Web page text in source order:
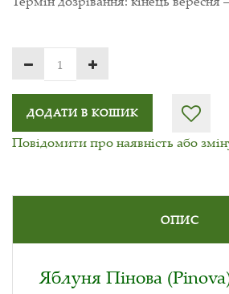
ДОДАТИ В КОШИК
Повідомити про наявність або
ОПИС
Яблуня Пінова